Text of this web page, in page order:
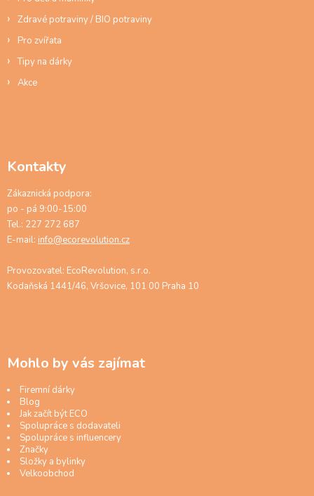
Zdravé potraviny / BIO potraviny
Pro zvířata
Tipy na dárky
Akce
Kontakty
Zákaznická podpora:
po - pá 9:00-15:00
Tel.: 227 272 687
E-mail: info@ecorevolution.cz
Provozovatel: EcoRevolution, s.r.o.
Kodaňská 1441/46, Vršovice, 101 00 Praha 10
Mohlo by vás zajímat
Firemní dárky
Blog
Jak začít být ECO
Spolupráce s dodavateli
Spolupráce s influencery
Značky
Složky a bylinky
Velkoobchod